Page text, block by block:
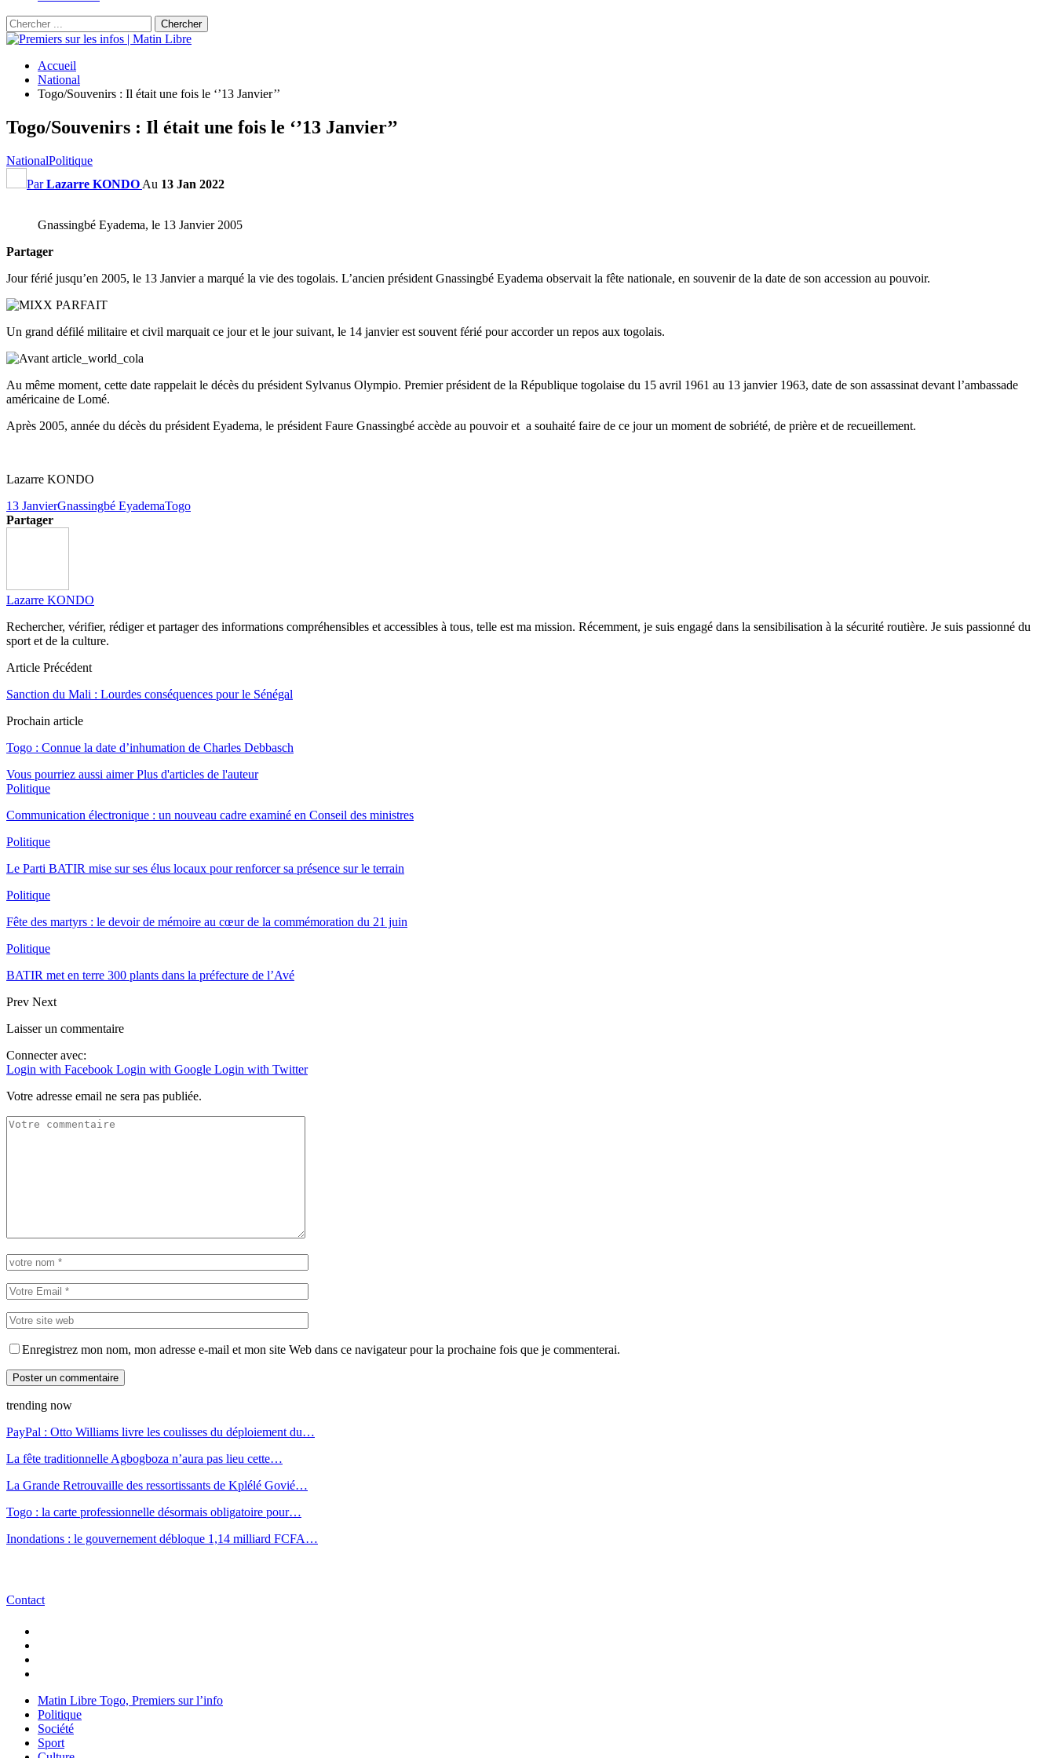
Accueil
National
Togo/Souvenirs : Il était une fois le ‘’13 Janvier’’
Togo/Souvenirs : Il était une fois le ‘’13 Janvier’’
NationalPolitique
ParLazarre KONDO Au 13 Jan 2022
Gnassingbé Eyadema, le 13 Janvier 2005
Partager
Jour férié jusqu’en 2005, le 13 Janvier a marqué la vie des togolais. L’ancien président Gnassingbé Eyadema observait la fête nationale, en souvenir de la date de son accession au pouvoir.
Un grand défilé militaire et civil marquait ce jour et le jour suivant, le 14 janvier est souvent férié pour accorder un repos aux togolais.
Au même moment, cette date rappelait le décès du président Sylvanus Olympio. Premier président de la République togolaise du 15 avril 1961 au 13 janvier 1963, date de son assassinat devant l’ambassade
américaine de Lomé.
Après 2005, année du décès du président Eyadema, le président Faure Gnassingbé accède au pouvoir et a souhaité faire de ce jour un moment de sobriété, de prière et de recueillement.
Lazarre KONDO
13 JanvierGnassingbé EyademaTogo
Partager
Lazarre KONDO
Rechercher, vérifier, rédiger et partager des informations compréhensibles et accessibles à tous, telle est ma mission. Récemment, je suis engagé dans la sensibilisation à la sécurité routière. Je suis passionné du
sport et de la culture.
Article Précédent
Sanction du Mali : Lourdes conséquences pour le Sénégal
Prochain article
Togo : Connue la date d’inhumation de Charles Debbasch
Vous pourriez aussi aimer Plus d'articles de l'auteur
Politique
Communication électronique : un nouveau cadre examiné en Conseil des ministres
Politique
Le Parti BATIR mise sur ses élus locaux pour renforcer sa présence sur le terrain
Politique
Fête des martyrs : le devoir de mémoire au cœur de la commémoration du 21 juin
Politique
BATIR met en terre 300 plants dans la préfecture de l’Avé
Prev Next
Laisser un commentaire
Connecter avec:
Login with Facebook Login with Google Login with Twitter
Votre adresse email ne sera pas publiée.
Enregistrez mon nom, mon adresse e-mail et mon site Web dans ce navigateur pour la prochaine fois que je commenterai.
trending now
PayPal : Otto Williams livre les coulisses du déploiement du…
La fête traditionnelle Agbogboza n’aura pas lieu cette…
La Grande Retrouvaille des ressortissants de Kplélé Govié…
Togo : la carte professionnelle désormais obligatoire pour…
Inondations : le gouvernement débloque 1,14 milliard FCFA…
Contact
Matin Libre Togo, Premiers sur l’info
Politique
Société
Sport